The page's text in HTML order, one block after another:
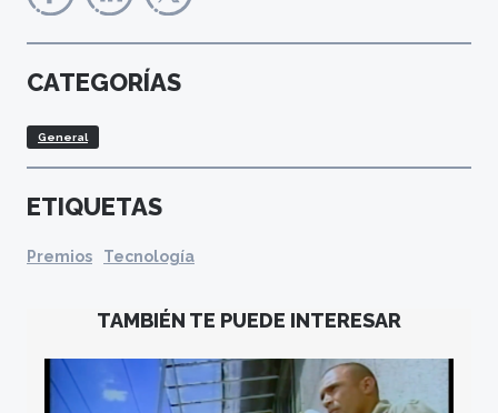
CATEGORÍAS
General
ETIQUETAS
Premios Tecnología
TAMBIÉN TE PUEDE INTERESAR